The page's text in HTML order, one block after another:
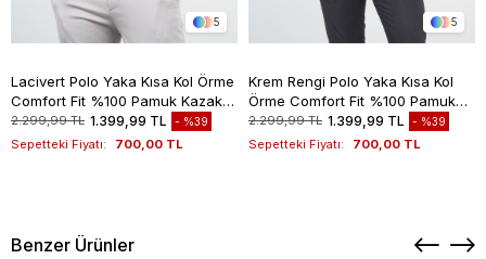
5
Lacivert Polo Yaka Kısa Kol Örme
Comfort Fit %100 Pamuk Kazak
1012260151
2.299,99 TL 1.399,99 TL %39
Sepetteki Fiyatı: 700,00 TL
5
Krem Rengi Polo Yaka Kısa Kol
Örme Comfort Fit %100 Pamuk
Kazak 1012260151
2.299,99 TL 1.399,99 TL %39
Sepetteki Fiyatı: 700,00 TL
Benzer Ürünler